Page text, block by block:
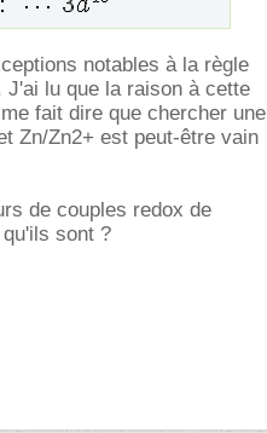
notables à la règle
lu que la raison à cette
fait dire que chercher une
Zn/Zn2+ est peut-être vain
de couples redox de
sont ?